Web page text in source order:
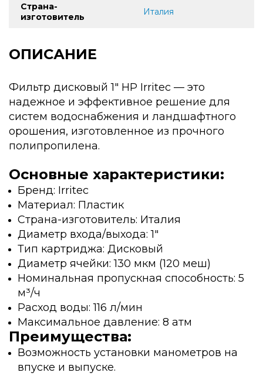
Страна-
изготовитель
Италия
ОПИСАНИЕ
Фильтр дисковый 1" НР Irritec — это
надежное и эффективное решение для
систем водоснабжения и ландшафтного
орошения, изготовленное из прочного
полипропилена.
Основные характеристики:
Бренд: Irritec
Материал: Пластик
Страна-изготовитель: Италия
Диаметр входа/выхода: 1"
Тип картриджа: Дисковый
Диаметр ячейки: 130 мкм (120 меш)
Номинальная пропускная способность: 5
м³/ч
Расход воды: 116 л/мин
Максимальное давление: 8 атм
Преимущества:
Возможность установки манометров на
впуске и выпуске.